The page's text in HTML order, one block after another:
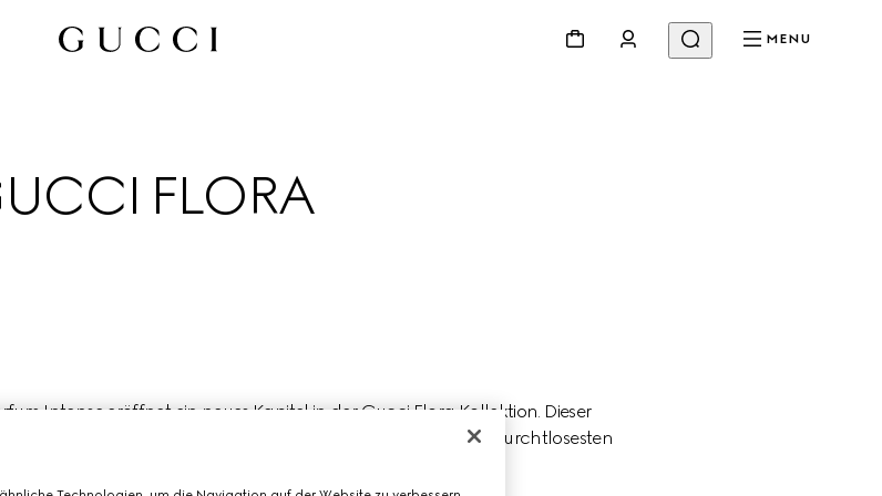
MENU
FLORA
Intense eröffnet ein neues Kapitel in der Gucci Flora Kollektion. Dieser
Natur und kreative Vielseitigkeit von Miley Cyrus, einer der furchtlosesten
und kulturellen Ikonen unserer Zeit.